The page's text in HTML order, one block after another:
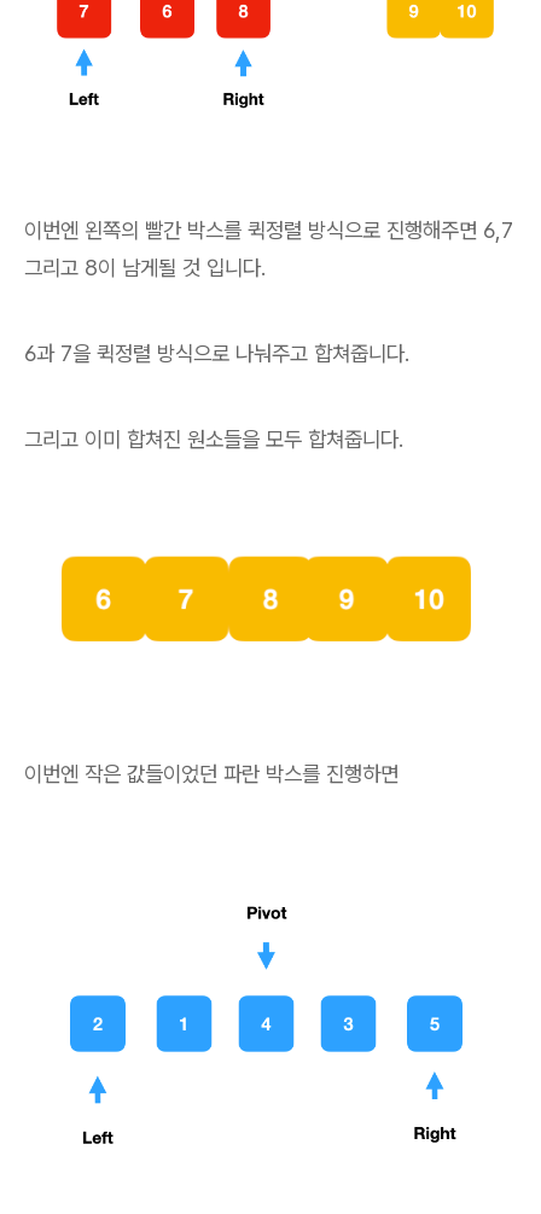
이번엔 왼쪽의 빨간 박스를 퀵정렬 방식으로 진행해주면 6,7
그리고 8이 남게될 것 입니다.
6과 7을 퀵정렬 방식으로 나눠주고 합쳐줍니다.
그리고 이미 합쳐진 원소들을 모두 합쳐줍니다.
이번엔 작은 값들이었던 파란 박스를 진행하면